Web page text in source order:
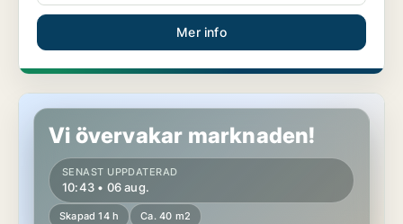
Mer info
Lägenhet i Ludvika
Vi övervakar marknaden!
SENAST UPPDATERAD
10:43 • 06 aug.
Skapad 14 h Ca. 40 m2